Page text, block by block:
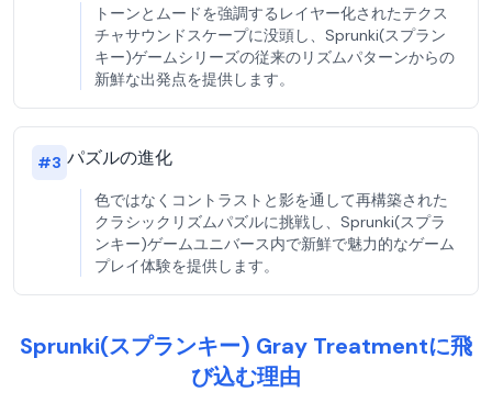
トーンとムードを強調するレイヤー化されたテクス
チャサウンドスケープに没頭し、Sprunki(スプラン
キー)ゲームシリーズの従来のリズムパターンからの
新鮮な出発点を提供します。
#3 パズルの進化
色ではなくコントラストと影を通して再構築された
クラシックリズムパズルに挑戦し、Sprunki(スプラ
ンキー)ゲームユニバース内で新鮮で魅力的なゲーム
プレイ体験を提供します。
Sprunki(スプランキー) Gray Treatmentに飛
び込む理由